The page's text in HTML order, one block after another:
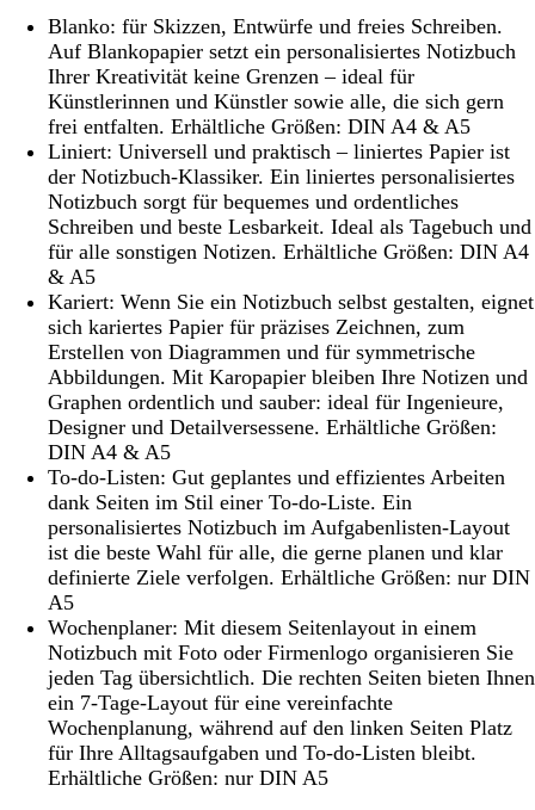
Blanko: für Skizzen, Entwürfe und freies Schreiben.
Auf Blankopapier setzt ein personalisiertes Notizbuch
Ihrer Kreativität keine Grenzen – ideal für
Künstlerinnen und Künstler sowie alle, die sich gern
frei entfalten. Erhältliche Größen: DIN A4 & A5
Liniert: Universell und praktisch – liniertes Papier ist
der Notizbuch-Klassiker. Ein liniertes personalisiertes
Notizbuch sorgt für bequemes und ordentliches
Schreiben und beste Lesbarkeit. Ideal als Tagebuch und
für alle sonstigen Notizen. Erhältliche Größen: DIN A4
& A5
Kariert: Wenn Sie ein Notizbuch selbst gestalten, eignet
sich kariertes Papier für präzises Zeichnen, zum
Erstellen von Diagrammen und für symmetrische
Abbildungen. Mit Karopapier bleiben Ihre Notizen und
Graphen ordentlich und sauber: ideal für Ingenieure,
Designer und Detailversessene. Erhältliche Größen:
DIN A4 & A5
To-do-Listen: Gut geplantes und effizientes Arbeiten
dank Seiten im Stil einer To-do-Liste. Ein
personalisiertes Notizbuch im Aufgabenlisten-Layout
ist die beste Wahl für alle, die gerne planen und klar
definierte Ziele verfolgen. Erhältliche Größen: nur DIN
A5
Wochenplaner: Mit diesem Seitenlayout in einem
Notizbuch mit Foto oder Firmenlogo organisieren Sie
jeden Tag übersichtlich. Die rechten Seiten bieten Ihnen
ein 7-Tage-Layout für eine vereinfachte
Wochenplanung, während auf den linken Seiten Platz
für Ihre Alltagsaufgaben und To-do-Listen bleibt.
Erhältliche Größen: nur DIN A5